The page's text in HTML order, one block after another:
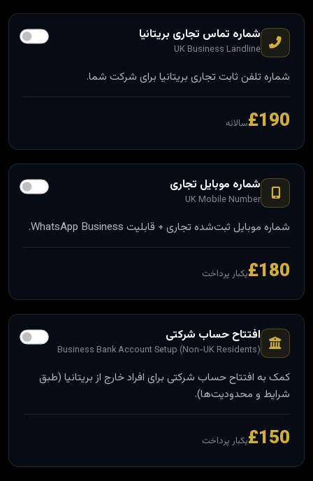
شماره تماس تجاری بریتانیا
UK Business Landline
شماره تلفن ثابت تجاری بریتانیا برای شرکت شما.
£190سالانه
شماره موبایل تجاری
UK Mobile Number
شماره موبایل ثبت‌شده تجاری + قابلیت WhatsApp Business.
£180یکبار پرداخت
افتتاح حساب شرکتی
Business Bank Account Setup (Non-UK Residents)
کمک به افتتاح حساب شرکتی برای افراد خارج از بریتانیا (طبق
شرایط و محدودیت‌ها).
£150یکبار پرداخت